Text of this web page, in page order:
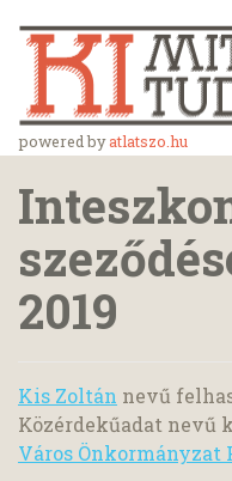
powered byatlatszo.hu
2019
Kis Zoltán nevű
Közérdekűadat nevű
Város